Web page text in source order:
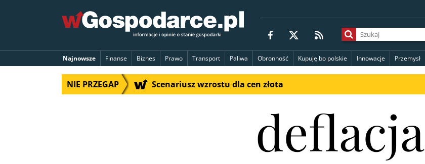
Najnowsze Finanse Biznes Prawo Transport Paliwa Obronność Kupuję bo polskie Innowacje Przemysł
NIE PRZEGAP Scenariusz wzrostu dla cen złota
deflacja